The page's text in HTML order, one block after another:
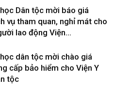
Dân tộc mời báo giá
vụ tham quan, nghỉ mát cho
lao động Viện...
dân tộc mời chào giá
cấp bảo hiểm cho Viện Y
tộc